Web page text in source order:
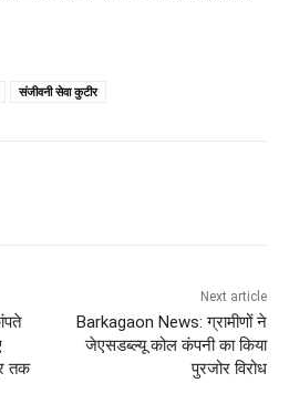
संजीवनी सेवा कुटीर
तक
Next article
Barkagaon News: ग्रामीणों ने
जेएसडब्ल्यू कोल कंपनी का किया
पुरजोर विरोध